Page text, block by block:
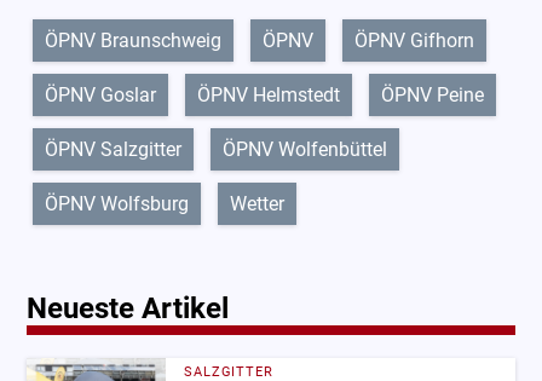
ÖPNV Braunschweig ÖPNV ÖPNV Gifhorn
ÖPNV Goslar ÖPNV Helmstedt ÖPNV Peine
ÖPNV Salzgitter ÖPNV Wolfenbüttel
ÖPNV Wolfsburg Wetter
Neueste Artikel
SALZGITTER